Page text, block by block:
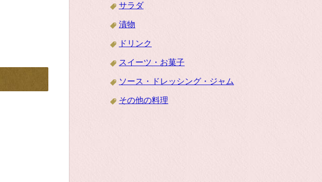
サラダ
漬物
ドリンク
スイーツ・お菓子
ソース・ドレッシング・ジャム
その他の料理